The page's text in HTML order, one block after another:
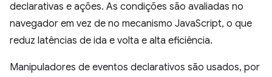
declarativas e ações. As condições são avaliadas no
navegador em vez de no mecanismo JavaScript, o que
reduz latências de ida e volta e alta eficiência.
Manipuladores de eventos declarativos são usados, por